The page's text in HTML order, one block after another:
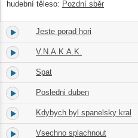
hudební těleso: Pozdní sběr
4. Jeste porad hori
5. V.N.A.K.A.K.
6. Spat
7. Posledni duben
8. Kdybych byl spanelsky kral
9. Vsechno splachnout